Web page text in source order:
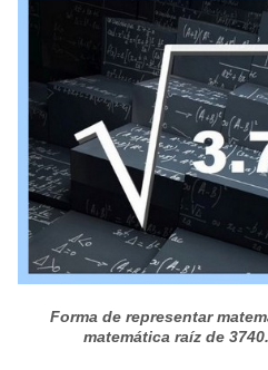
Forma de representar
matemática raíz de 3740.